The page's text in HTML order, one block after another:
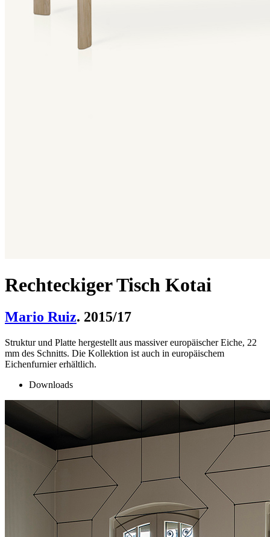
Rechteckiger Tisch Kotai
Mario Ruiz. 2015/17
Struktur und Platte hergestellt aus massiver europäischer Eiche, 22
mm des Schnitts. Die Kollektion ist auch in europäischem
Eichenfurnier erhältlich.
Downloads